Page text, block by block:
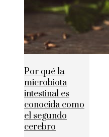
Por qué la
microbiota
intestinal es
conocida como
el segundo
cerebro